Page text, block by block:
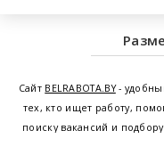
Сайт BELRABOTA.BY-
тех, кто ищет работу,
поиску вакансий и